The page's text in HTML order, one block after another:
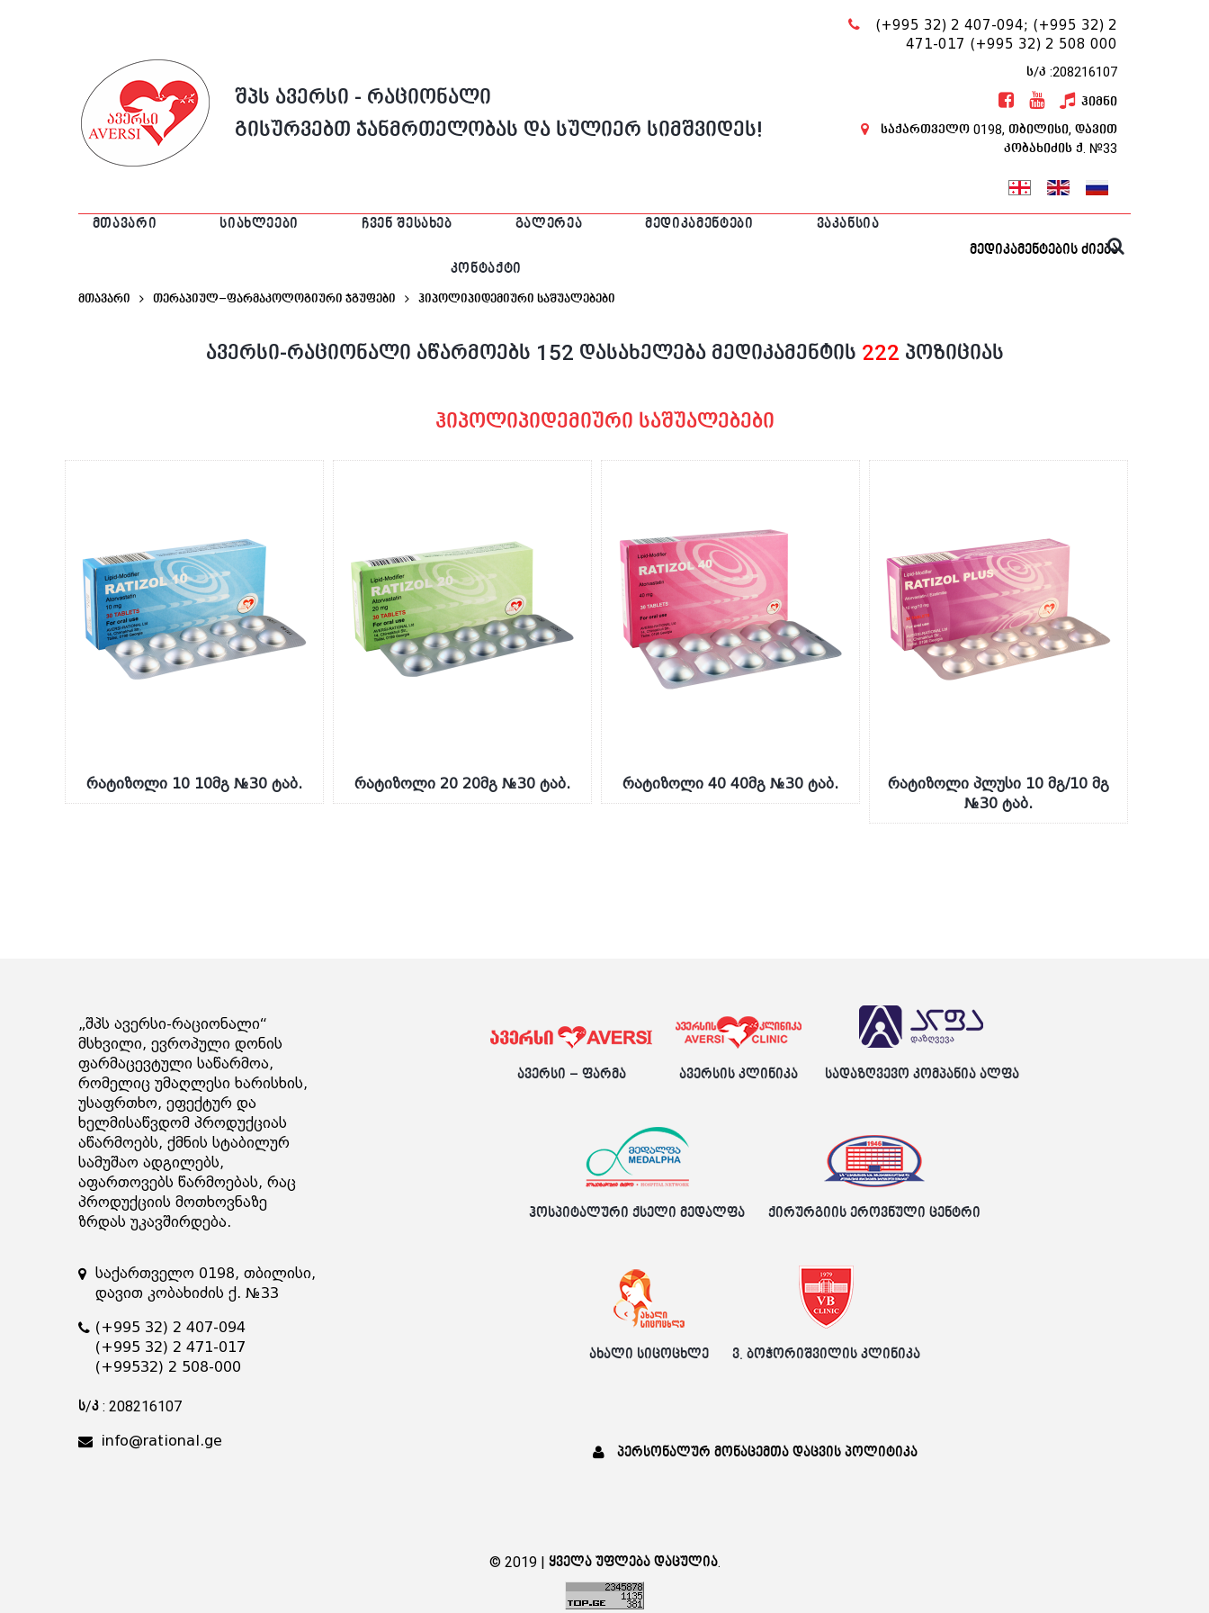
შპს ავერსი - რაციონალი
გისურვებთ ჯანმრთელობას და სულიერ სიმშვიდეს!
(+995 32) 2 407-094; (+995 32) 2
471-017 (+995 32) 2 508 000
ს/კ :208216107
ჰიმნი
საქართველო 0198, თბილისი, დავით
კობახიძის ქ. №33
ᲛᲗᲐᲕᲐᲠᲘ ᲡᲘᲐᲮᲚᲔᲔᲑᲘ ᲩᲕᲔᲜ ᲨᲔᲡᲐᲮᲔᲑ ᲒᲐᲚᲔᲠᲔᲐ ᲛᲔᲓᲘᲙᲐᲛᲔᲜᲢᲔᲑᲘ ᲕᲐᲙᲐᲜᲡᲘᲐ
ᲙᲝᲜᲢᲐᲥᲢᲘ
მედიკამენტების ძიება
მთავარი თერაპიულ–ფარმაკოლოგიური ჯგუფები Ჰიპოლიპიდემიური Საშუალებები
ავერსი-რაციონალი აწარმოებს 152 დასახელება მედიკამენტის 222 პოზიციას
ჰიპოლიპიდემიური საშუალებები
რატიზოლი 10 10მგ №30 ტაბ. რატიზოლი 20 20მგ №30 ტაბ. რატიზოლი 40 40მგ №30 ტაბ.
რატიზოლი პლუსი 10 მგ/10 მგ
№30 ტაბ.
„შპს ავერსი-რაციონალი“
მსხვილი, ევროპული დონის
ფარმაცევტული საწარმოა,
რომელიც უმაღლესი ხარისხის,
უსაფრთხო, ეფექტურ და
ხელმისაწვდომ პროდუქციას
აწარმოებს, ქმნის სტაბილურ
სამუშაო ადგილებს,
აფართოვებს წარმოებას, რაც
პროდუქციის მოთხოვნაზე
ზრდას უკავშირდება.
საქართველო 0198, თბილისი,
დავით კობახიძის ქ. №33
(+995 32) 2 407-094
(+995 32) 2 471-017
(+99532) 2 508-000
ს/კ : 208216107
info@rational.ge
ავერსი – ფარმა ავერსის კლინიკა სადაზღვევო კომპანია ალფა
ჰოსპიტალური ქსელი მედალფა ქირურგიის ეროვნული ცენტრი
ახალი სიცოცხლე ვ. ბოჭორიშვილის კლინიკა
პერსონალურ მონაცემთა დაცვის პოლიტიკა
© 2019 | ყველა უფლება დაცულია.